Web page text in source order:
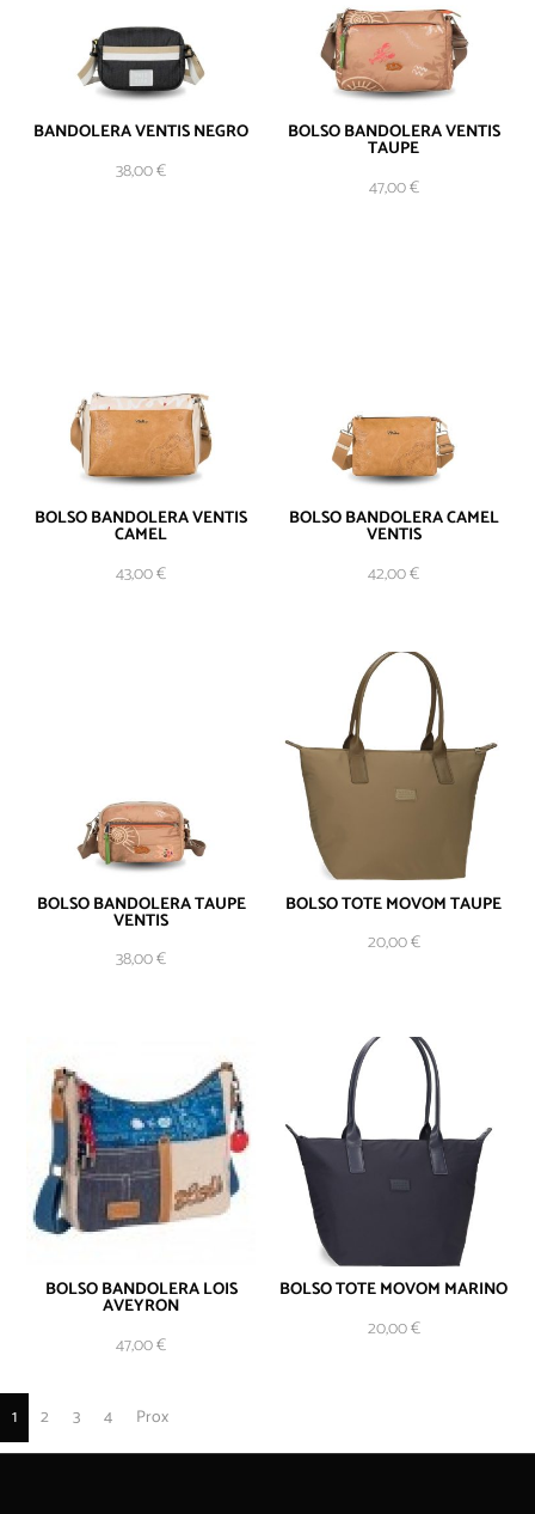
BANDOLERA VENTIS NEGRO
38,00€
BOLSO BANDOLERA VENTIS
TAUPE
47,00€
AÑADIR AL
BOLSO BANDOLERA VENTIS
CAMEL
43,00€
BOLSO BANDOLERA CAMEL
VENTIS
42,00€
AÑADIR AL
CARRITO
BOLSO BANDOLERA TAUPE
VENTIS
38,00€
BOLSO TOTE MOVOM TAUPE
20,00€
AÑADIR AL
CARRITO
BOLSO BANDOLERA LOIS
AVEYRON
47,00€
BOLSO TOTE MOVOM MARINO
20,00€
AÑADIR AL
CARRITO
1 2 3 4 Prox